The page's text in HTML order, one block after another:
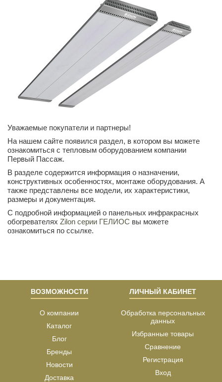
Уважаемые покупатели и партнеры!
На нашем сайте появился раздел, в котором вы можете
ознакомиться с тепловым оборудованием компании
Первый Пассаж.
В разделе содержится информация о назначении,
конструктивных особенностях, монтаже оборудования. А
также представлены все модели, их характеристики,
размеры и документация.
С подробной информацией о панельных инфракрасных
обогревателях Zilon серии ГЕЛИОС вы можете
ознакомиться по ссылке.
ВОЗМОЖНОСТИ
О компании
Каталог
Блог
Бренды
Новости
Доставка
ЛИЧНЫЙ КАБИНЕТ
Обработка персональных
данных
Избранные товары
Сравнение
Регистрация
Вход